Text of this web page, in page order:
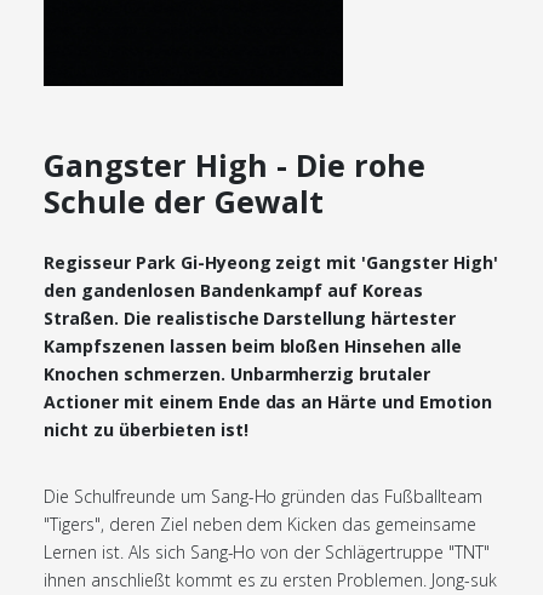
Gangster High - Die rohe
Schule der Gewalt
Regisseur Park Gi-Hyeong zeigt mit 'Gangster High'
den gandenlosen Bandenkampf auf Koreas
Straßen. Die realistische Darstellung härtester
Kampfszenen lassen beim bloßen Hinsehen alle
Knochen schmerzen. Unbarmherzig brutaler
Actioner mit einem Ende das an Härte und Emotion
nicht zu überbieten ist!
Die Schulfreunde um Sang-Ho gründen das Fußballteam
"Tigers", deren Ziel neben dem Kicken das gemeinsame
Lernen ist. Als sich Sang-Ho von der Schlägertruppe "TNT"
ihnen anschließt kommt es zu ersten Problemen. Jong-suk